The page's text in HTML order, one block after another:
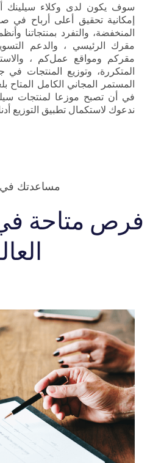
سوف يكون لدى وكلاء سيلينك
إمكانية تحقيق أعلى أرباح في
المنخفضة، والتفرد بمنتجاتنا
مقرك الرئيسي ، والدعم
مقركم ومواقع عملكم
،
المتكررة، وتوزيع المنتجات في
المستمر المجاني الكامل المتاح
في أن تصبح موزعا لمنتجات
ندعوك لاستكمال تطبيق التوزيع
مساعدتك في
فرص متاحة